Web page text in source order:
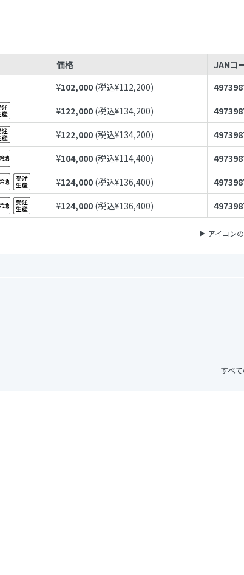
価格
JANコ
¥102,000 (税込¥112,200)
¥122,000 (税込¥134,200)
¥122,000 (税込¥134,200)
¥104,000 (税込¥114,400)
¥124,000 (税込¥136,400)
¥124,000 (税込¥136,400)
アイコン
すべ